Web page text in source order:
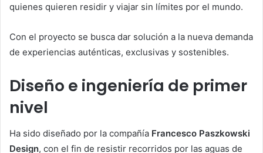
quienes quieren residir y viajar sin límites por el mundo.
Con el proyecto se busca dar solución a la nueva demanda
de experiencias auténticas, exclusivas y sostenibles.
Diseño e ingeniería de primer
nivel
Ha sido diseñado por la compañía Francesco Paszkowski
Design, con el fin de resistir recorridos por las aguas de